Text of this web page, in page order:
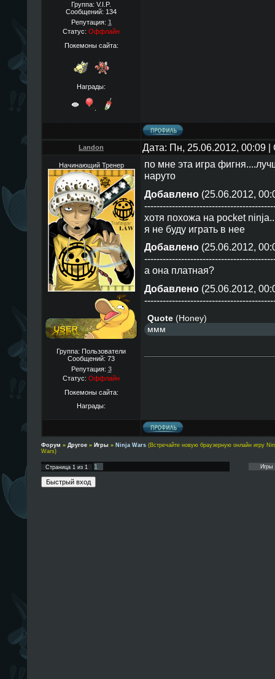
Группа: V.I.P.
Сообщений: 134
Репутация: 1
Статус: Оффлайн
Покемоны сайта:
Награды:
Landon Дата: Пн, 25.06.2012, 00:09
Начинающий Тренер
Группа: Пользователи
Сообщений: 73
Репутация: 3
Статус: Оффлайн
Покемоны сайта:
Награды:
по мне эта игра
наруто
Добавлено(25.06.2012,
хотя похожа на pocket
я не буду играть в нее
Добавлено(25.06.2012,
а она платная?
Добавлено(25.06.2012,
Quote(Honey)
ммм
Форум » Другое » Игры » Ninja Wars (Встречайте новую браузерную онлайн игру
Wars)
Страница 1из 1 1